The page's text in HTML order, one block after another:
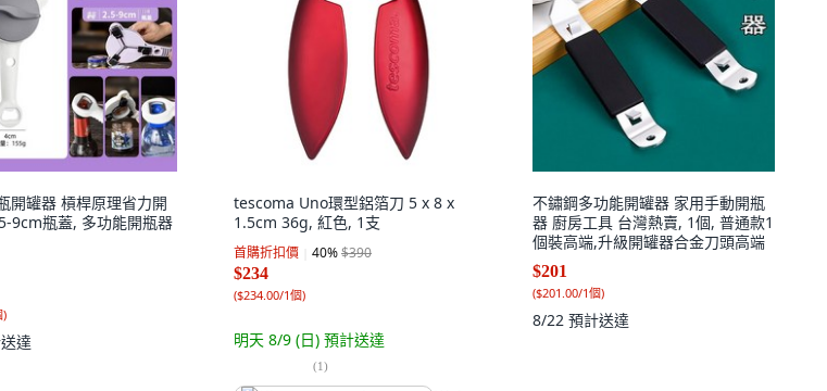
開罐器 槓桿原理省力開
9cm瓶蓋, 多功能開瓶器
)
達
tescoma Uno環型鋁箔刀 5 x 8 x
1.5cm 36g, 紅色, 1支
首購折扣價 40%$390
$234
($234.00/1個)
明天 8/9 (日) 預計送達
(1)
不鏽鋼多功能開罐器 家用手動開瓶
器 廚房工具 台灣熱賣, 1個, 普通款1
個裝高端,升級開罐器合金刀頭高端
$201
($201.00/1個)
8/22 預計送達